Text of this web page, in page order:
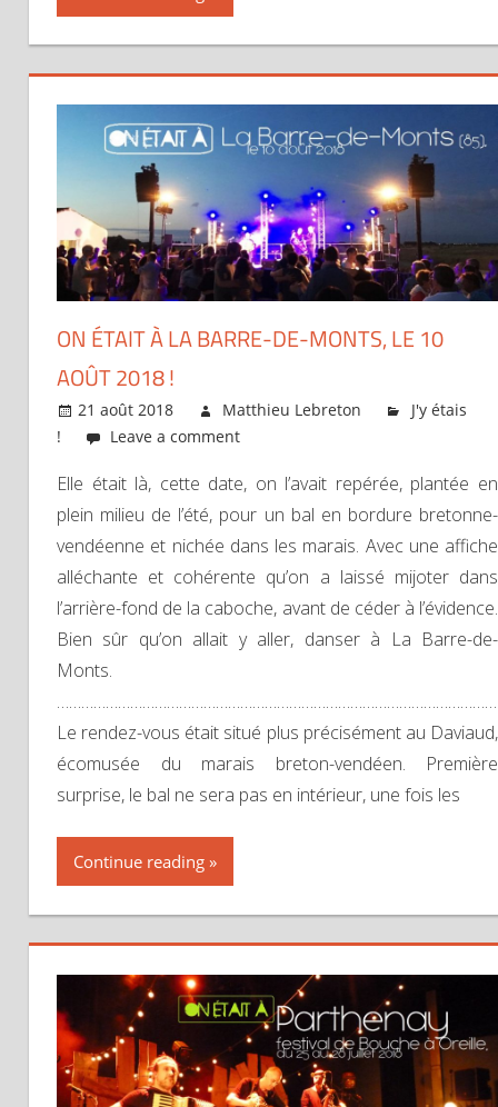
ON ÉTAIT À LA BARRE-DE-MONTS, LE 10
AOÛT 2018 !
21 août 2018 Matthieu Lebreton
J'y étais
!
Leave a comment
Elle était là, cette date, on l’avait repérée, plantée en
plein milieu de l’été, pour un bal en bordure bretonne-
vendéenne et nichée dans les marais. Avec une affiche
alléchante et cohérente qu’on a laissé mijoter dans
l’arrière-fond de la caboche, avant de céder à l’évidence.
Bien sûr qu’on allait y aller, danser à La Barre-de-
Monts.
Le rendez-vous était situé plus précisément au Daviaud,
écomusée du marais breton-vendéen. Première
surprise, le bal ne sera pas en intérieur, une fois les
Continue reading